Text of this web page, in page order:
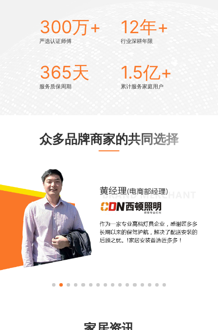
300万+
严选认证师傅
12年+
行业深耕年限
365天
服务质保周期
1.5亿+
累计服务家庭用户
众多品牌商家的共同选择